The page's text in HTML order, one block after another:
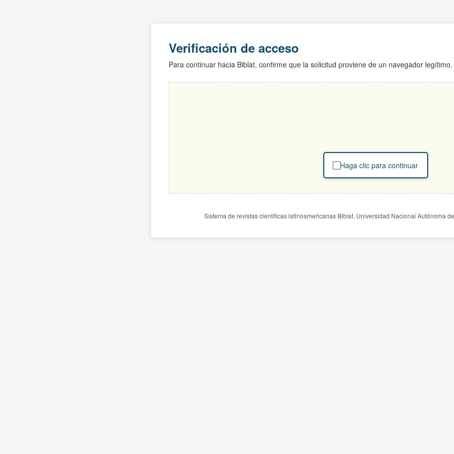
Verificación de acceso
Para continuar hacia Biblat, confirme que la solicitud proviene de un navegador legítimo.
Haga clic para continuar
Sistema de revistas científicas latinoamericanas Biblat. Universidad Nacional Autónoma